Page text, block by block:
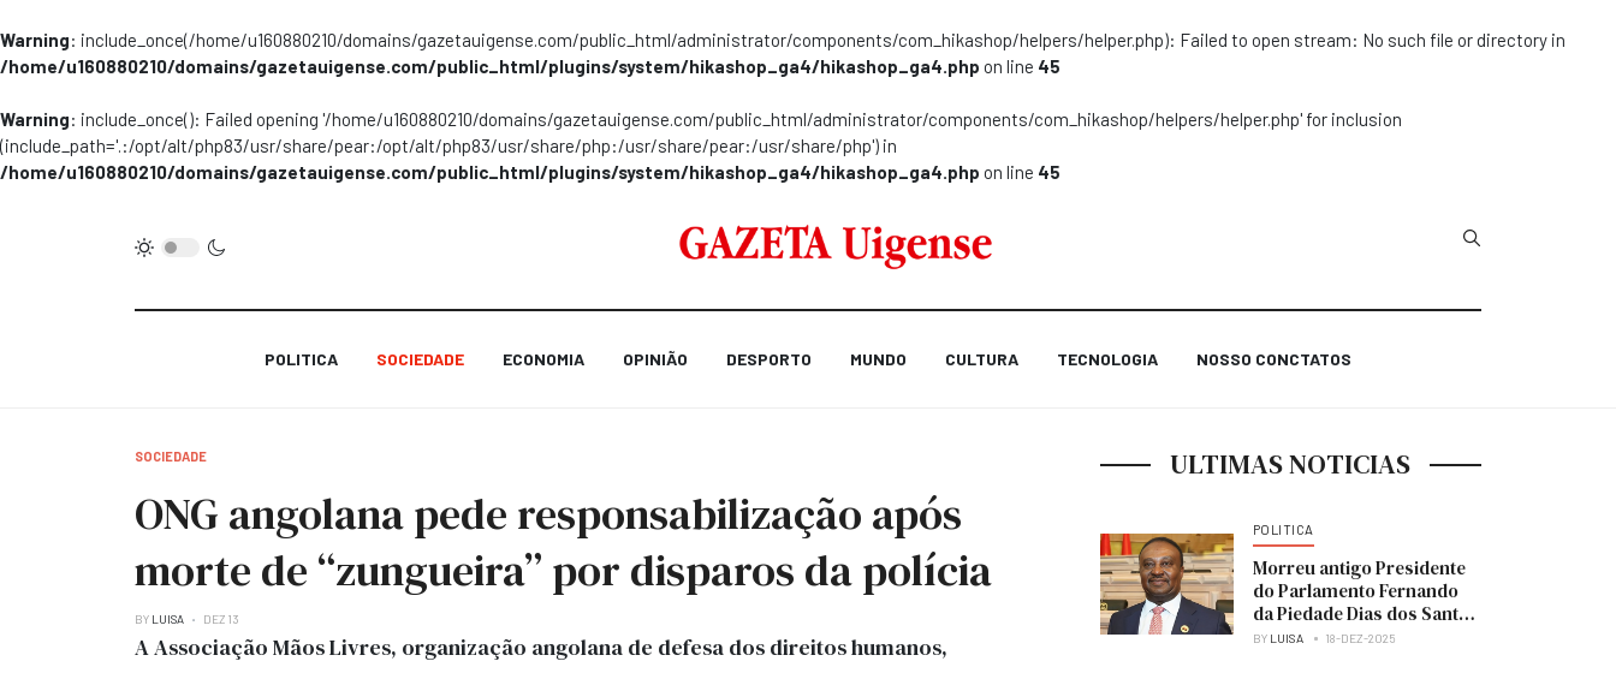
Warning: include_once(/home/u160880210/domains/gazetauigense.com/public_html/administrator/components/com_hikashop/helpers/helper.php): Failed to open stream: No such file or directory in
/home/u160880210/domains/gazetauigense.com/public_html/plugins/system/hikashop_ga4/hikashop_ga4.php on line 45
Warning: include_once(): Failed opening '/home/u160880210/domains/gazetauigense.com/public_html/administrator/components/com_hikashop/helpers/helper.php' for inclusion
(include_path='.:/opt/alt/php83/usr/share/pear:/opt/alt/php83/usr/share/php:/usr/share/pear:/usr/share/php') in
/home/u160880210/domains/gazetauigense.com/public_html/plugins/system/hikashop_ga4/hikashop_ga4.php on line 45
Type 2 or more
POLITICA SOCIEDADE ECONOMIA OPINIÃO DESPORTO MUNDO CULTURA TECNOLOGIA NOSSO CONCTATOS
SOCIEDADE
ONG angolana pede responsabilização após
morte de “zungueira” por disparos da polícia
BY LUISA DEZ 13
A Associação Mãos Livres, organização angolana de defesa dos direitos humanos,
ULTIMAS NOTICIAS
POLITICA
Morreu antigo Presidente
do Parlamento Fernando
da Piedade Dias dos Santos
“Nandó”
BY LUISA 18-DEZ-2025